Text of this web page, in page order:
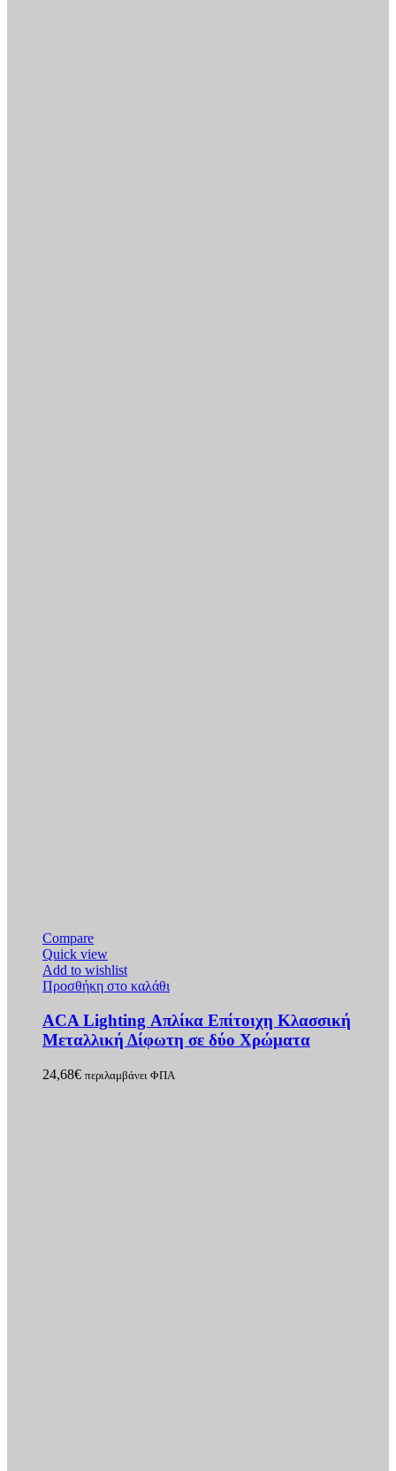
Compare
Quick view
Add to wishlist
Προσθήκη στο καλάθι
ACA Lighting Απλίκα Επίτοιχη Κλασσική
Μεταλλική Δίφωτη σε δύο Χρώματα
24,68€ περιλαμβάνει ΦΠΑ